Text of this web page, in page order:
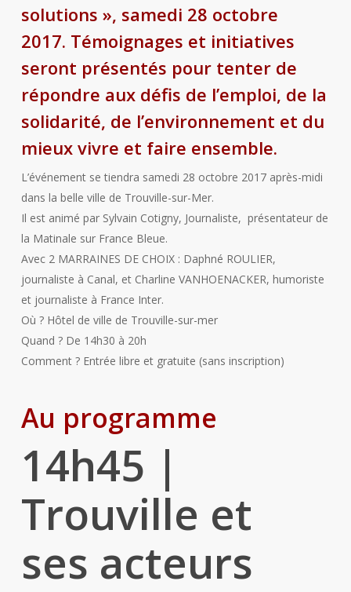
solutions », samedi 28 octobre
2017. Témoignages et initiatives
seront présentés pour tenter de
répondre aux défis de l’emploi, de la
solidarité, de l’environnement et du
mieux vivre et faire ensemble.
L’événement se tiendra samedi 28 octobre 2017 après-midi
dans la belle ville de Trouville-sur-Mer.
Il est animé par Sylvain Cotigny, Journaliste, présentateur de
la Matinale sur France Bleue.
Avec 2 MARRAINES DE CHOIX : Daphné ROULIER,
journaliste à Canal, et Charline VANHOENACKER, humoriste
et journaliste à France Inter.
Où ? Hôtel de ville de Trouville-sur-mer
Quand ? De 14h30 à 20h
Comment ? Entrée libre et gratuite (sans inscription)
Au programme
14h45 |
Trouville et
ses acteurs